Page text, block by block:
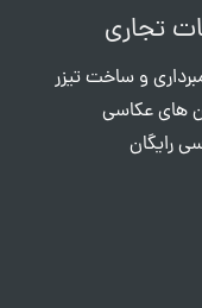
تجاری
و ساخت تیزر
های عکاسی
رایگان